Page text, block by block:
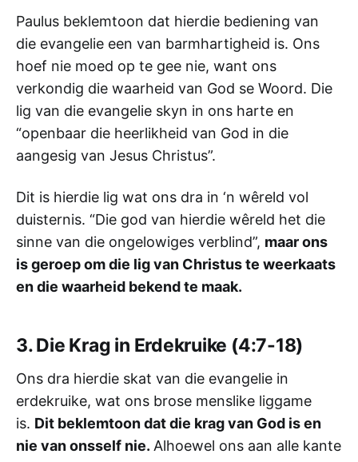
Paulus beklemtoon dat hierdie bediening van
die evangelie een van barmhartigheid is. Ons
hoef nie moed op te gee nie, want ons
verkondig die waarheid van God se Woord. Die
lig van die evangelie skyn in ons harte en
“openbaar die heerlikheid van God in die
aangesig van Jesus Christus”.
Dit is hierdie lig wat ons dra in ‘n wêreld vol
duisternis. “Die god van hierdie wêreld het die
sinne van die ongelowiges verblind”, maar ons
is geroep om die lig van Christus te weerkaats
en die waarheid bekend te maak.
3. Die Krag in Erdekruike (4:7-18)
Ons dra hierdie skat van die evangelie in
erdekruike, wat ons brose menslike liggame
is. Dit beklemtoon dat die krag van God is en
nie van onsself nie. Alhoewel ons aan alle kante